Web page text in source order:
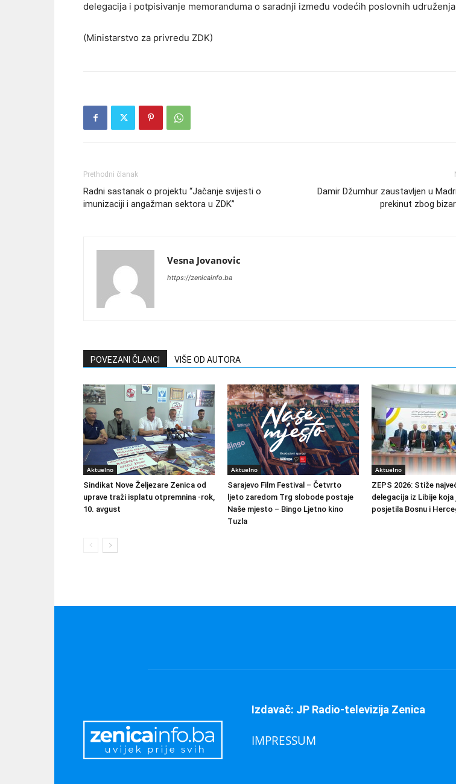
delegacija i potpisivanje memoranduma o saradnji između vodećih poslovnih
(Ministarstvo za privredu ZDK)
Prethodni članak
Radni sastanak o projektu “Jačanje svijesti o
imunizaciji i angažman sektora u ZDK”
Damir Džumhur zaustavljen u
prekinut zbog
Vesna Jovanovic
https://zenicainfo.ba
POVEZANI ČLANCI VIŠE OD AUTORA
Aktuelno
Sindikat Nove Željezare Zenica od
uprave traži isplatu otpremnina -rok,
10. avgust
Aktuelno
Sarajevo Film Festival – Četvrto
ljeto zaredom Trg slobode postaje
Naše mjesto – Bingo Ljetno kino
Tuzla
Aktuelno
ZEPS 2026: Stiže
delegacija iz Libije koja
posjetila Bosnu i
Izdavač: JP Radio-televizija Zenica
IMPRESSUM